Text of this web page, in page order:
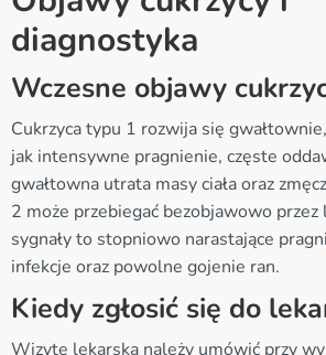
diagnostyka
Wczesne objawy
Cukrzyca typu 1 rozwija się
jak intensywne pragnienie, częste
gwałtowna utrata masy ciała oraz
2 może przebiegać bezobjawowo przez
sygnały to stopniowo narastające
infekcje oraz powolne gojenie ran.
Kiedy zgłosić się do
Wizytę lekarską należy umówić przy